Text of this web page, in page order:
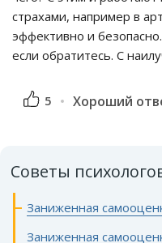
страхами, например в
эффективно и
если обратитесь. С
5 Хороший
Советы
Заниженная
Заниженная